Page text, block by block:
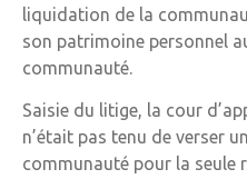
liquidation de la
son patrimoine personnel
communauté.
Saisie du litige, la cour
n’était pas tenu de verser
communauté pour la seule